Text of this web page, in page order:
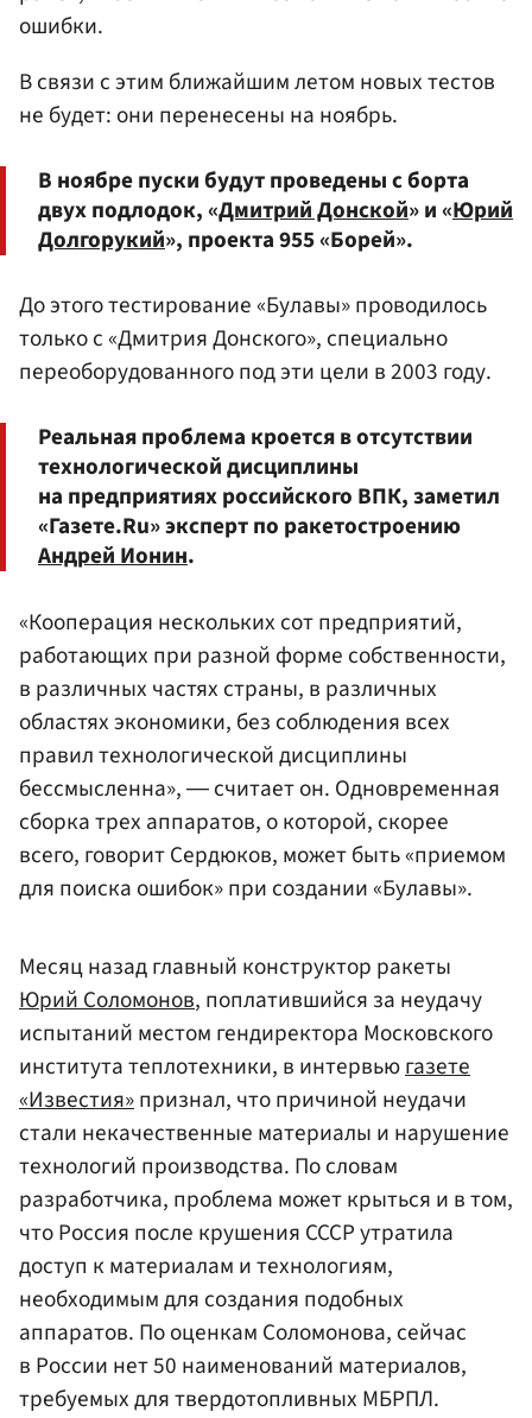
ошибки.
В связи с этим ближайшим летом новых тестов
не будет: они перенесены на ноябрь.
В ноябре пуски будут проведены с борта
двух подлодок, «Дмитрий Донской» и «Юрий
Долгорукий», проекта 955 «Борей».
До этого тестирование «Булавы» проводилось
только с «Дмитрия Донского», специально
переоборудованного под эти цели в 2003 году.
Реальная проблема кроется в отсутствии
технологической дисциплины
на предприятиях российского ВПК, заметил
«Газете.Ru» эксперт по ракетостроению
Андрей Ионин.
«Кооперация нескольких сот предприятий,
работающих при разной форме собственности,
в различных частях страны, в различных
областях экономики, без соблюдения всех
правил технологической дисциплины
бессмысленна», ― считает он. Одновременная
сборка трех аппаратов, о которой, скорее
всего, говорит Сердюков, может быть «приемом
для поиска ошибок» при создании «Булавы».
Месяц назад главный конструктор ракеты
Юрий Соломонов, поплатившийся за неудачу
испытаний местом гендиректора Московского
института теплотехники, в интервьюгазете
«Известия»признал, что причиной неудачи
стали некачественные материалы и нарушение
технологий производства. По словам
разработчика, проблема может крыться и в том,
что Россия после крушения СССР утратила
доступ к материалам и технологиям,
необходимым для создания подобных
аппаратов. По оценкам Соломонова, сейчас
в России нет 50 наименований материалов,
требуемых для твердотопливных МБРПЛ.